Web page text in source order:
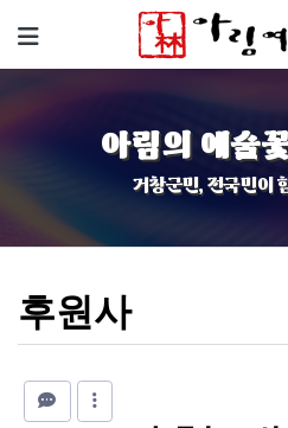
메뉴
아림의 예술
거창군민, 전국민이
후원사